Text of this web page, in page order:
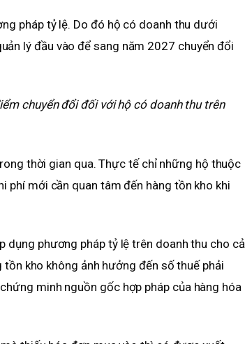
pháp tỷ lệ. Do đó hộ có doanh thu dưới
lý đầu vào để sang năm 2027 chuyển đổi
chuyển đổi đối với hộ có doanh thu trên
thời gian qua. Thực tế chỉ những hộ thuộc
phí mới cần quan tâm đến hàng tồn kho khi
phương pháp tỷ lệ trên doanh thu cho cả
kho không ảnh hưởng đến số thuế phải
minh nguồn gốc hợp pháp của hàng hóa